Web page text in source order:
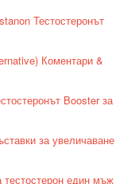
Тестостеронът
Коментари &
Booster за
за увеличаване
един мъж